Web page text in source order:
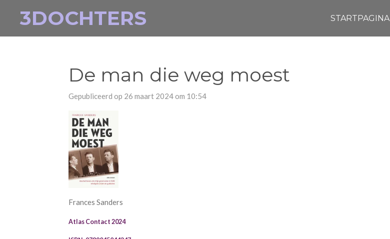
direct
naar
3DOCHTERS STARTPAGINA
De man die weg moest
Gepubliceerd op 26 maart 2024 om 10:54
Frances Sanders
Atlas Contact 2024